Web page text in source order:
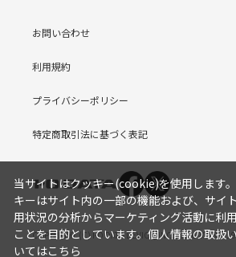
お問い合わせ
利用規約
プライバシーポリシー
特定商取引法に基づく表記
COPYRIGHT (C) I-O DATA DEVICE, INC. Since 2005.9.19
当サイトはクッキー(cookie)を使用します
キーはサイト内の一部の機能および、サイ
用状況の分析からマーケティング活動に利
ことを目的としています。個人情報の取扱
いてはこちら